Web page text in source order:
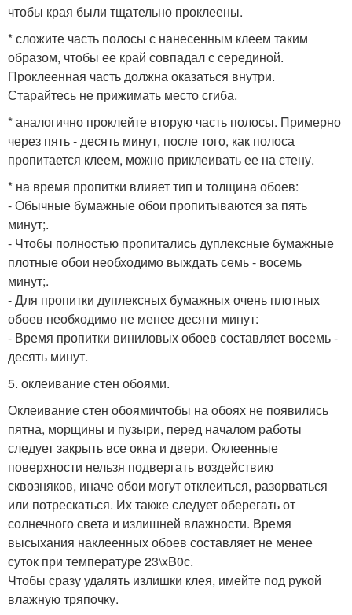
чтобы края были тщательно проклеены.
* сложите часть полосы с нанесенным клеем таким
образом, чтобы ее край совпадал с серединой.
Проклеенная часть должна оказаться внутри.
Старайтесь не прижимать место сгиба.
* аналогично проклейте вторую часть полосы. Примерно
через пять - десять минут, после того, как полоса
пропитается клеем, можно приклеивать ее на стену.
* на время пропитки влияет тип и толщина обоев:
- Обычные бумажные обои пропитываются за пять
минут;.
- Чтобы полностью пропитались дуплексные бумажные
плотные обои необходимо выждать семь - восемь
минут;.
- Для пропитки дуплексных бумажных очень плотных
обоев необходимо не менее десяти минут:
- Время пропитки виниловых обоев составляет восемь -
десять минут.
5. оклеивание стен обоями.
Оклеивание стен обоямичтобы на обоях не появились
пятна, морщины и пузыри, перед началом работы
следует закрыть все окна и двери. Оклеенные
поверхности нельзя подвергать воздействию
сквозняков, иначе обои могут отклеиться, разорваться
или потрескаться. Их также следует оберегать от
солнечного света и излишней влажности. Время
высыхания наклеенных обоев составляет не менее
суток при температуре 23\xB0с.
Чтобы сразу удалять излишки клея, имейте под рукой
влажную тряпочку.